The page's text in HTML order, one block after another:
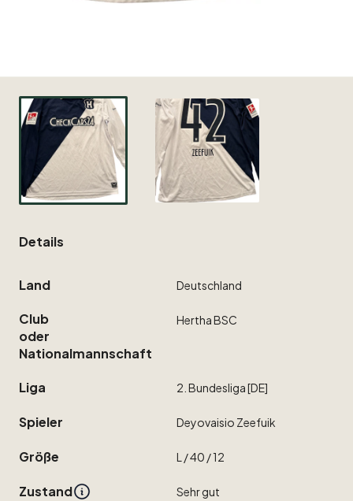
Details
Land Deutschland
Club
oder
Nationalmannschaft
HerthaBSC
Liga 2. Bundesliga[DE]
Spieler Deyovaisio Zeefuik
Größe L ​/​40 ​/​12
Zustand Sehrgut